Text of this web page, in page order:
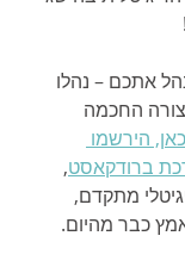
אתכם – נהלו
החכמה
הירשמו
ברודקאסט,
מתקדם,
כבר מהיום.